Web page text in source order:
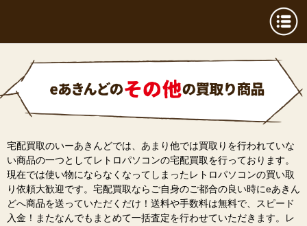
宅配買取のいーあきんどでは、あまり他では買取りを行われていな
い商品の一つとしてレトロパソコンの宅配買取を行っております。
現在では使い物にならなくなってしまったレトロパソコンの買い取
り依頼大歓迎です。宅配買取ならご自身のご都合の良い時にeあきん
どへ商品を送っていただくだけ！送料や手数料は無料で、スピード
入金！またなんでもまとめて一括査定を行わせていただきます。レ